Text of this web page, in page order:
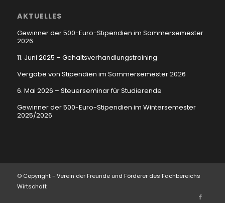
AKTUELLES
Gewinner der 500-Euro-Stipendien im Sommersemester
2026
11. Juni 2025 – Gehaltsverhandlungstraining
Vergabe von Stipendien im Sommersemester 2026
6. Mai 2026 – Steuerseminar für Studierende
Gewinner der 500-Euro-Stipendien im Wintersemester
2025/2026
© Copyright - Verein der Freunde und Förderer des Fachbereichs
Wirtschaft